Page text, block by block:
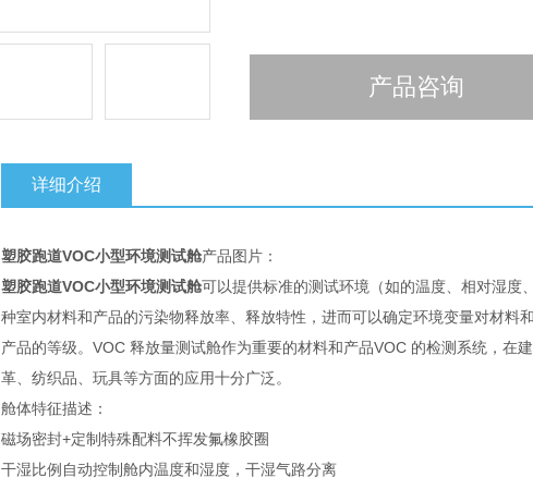
产品咨询
详细介绍
塑胶跑道VOC小型环境测试舱产品图片：
塑胶跑道VOC小型环境测试舱可以提供标准的测试环境（如的温度、相对湿度
种室内材料和产品的污染物释放率、释放特性，进而可以确定环境变量对材料
产品的等级。VOC 释放量测试舱作为重要的材料和产品VOC 的检测系统，在
革、纺织品、玩具等方面的应用十分广泛。
舱体特征描述：
磁场密封+定制特殊配料不挥发氟橡胶圈
干湿比例自动控制舱内温度和湿度，干湿气路分离